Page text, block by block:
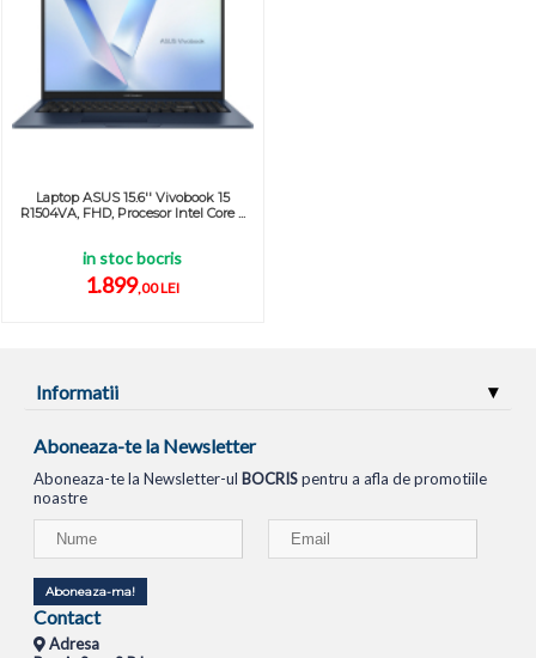
Laptop ASUS 15.6'' Vivobook 15
R1504VA, FHD, Procesor Intel Core ...
in stoc bocris
1.899,00 LEI
Informatii
Aboneaza-te la Newsletter
Aboneaza-te la Newsletter-ul BOCRISpentru a afla de promotiile
noastre
Aboneaza-ma!
Contact
Adresa